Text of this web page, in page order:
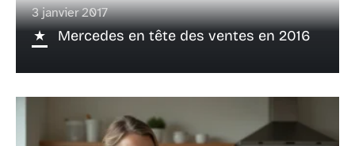
3 janvier 2017
Mercedes en tête des ventes en 2016